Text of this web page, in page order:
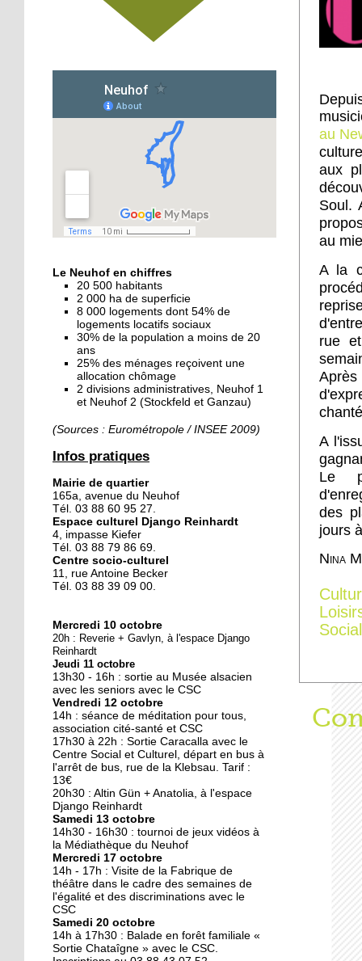
Un jardin face aux
obstacles
Jouer à Fifa à la
médiathèque
16 octobre 2018
«Chacun me propose un
autofinancement là, ce
qui vous vient !»
16 octobre 2018
ciel ouvert »
16 octobre 2018
Un vécu de poids
15 octobre 2018
Difracto : devenir un pro
avec Django
Le vrac s'invite au Neuhof
11 octobre 2018
Les petites filles
chaussent leurs
10 octobre 2018
Nouveau look pour une
nouvelle mairie
19 octobre 2017
Face au challenge du
numérique
19 octobre 2017
La précarité tue
18 octobre 2017
Quatre décennies au
chevet du Neuhof
18 octobre 2017
Le Neuhof en chiffres
20 500 habitants
2 000 ha de superficie
8 000 logements dont 54% de
logements locatifs sociaux
30% de la population a moins de 20
ans
25% des ménages reçoivent une
allocation chômage
2 divisions administratives, Neuhof 1
et Neuhof 2 (Stockfeld et Ganzau)
(Sources : Eurométropole / INSEE 2009)
Infos pratiques
Mairie de quartier
165a, avenue du Neuhof
Tél. 03 88 60 95 27.
Espace culturel Django Reinhardt
4, impasse Kiefer
Tél. 03 88 79 86 69.
Centre socio-culturel
11, rue Antoine Becker
Tél. 03 88 39 09 00.
Mercredi 10 octobre
20h : Reverie + Gavlyn, à l'espace Django
Reinhardt
Jeudi 11 octobre
13h30 - 16h : sortie au Musée alsacien
avec les seniors avec le CSC
Vendredi 12 octobre
14h : séance de méditation pour tous,
association cité-santé et CSC
17h30 à 22h : Sortie Caracalla avec le
Centre Social et Culturel, départ en bus à
l'arrêt de bus, rue de la Klebsau. Tarif :
13€
20h30 : Altin Gün + Anatolia, à l'espace
Django Reinhardt
Samedi 13 octobre
14h30 - 16h30 : tournoi de jeux vidéos à
la Médiathèque du Neuhof
Mercredi 17 octobre
14h - 17h : Visite de la Fabrique de
théâtre dans le cadre des semaines de
l'égalité et des discriminations avec le
CSC
Samedi 20 octobre
14h à 17h30 : Balade en forêt familiale «
Sortie Chataîgne » avec le CSC.
au
aux
Soul.
au
A la
rue
A
Le
des
jours
Nina
Social